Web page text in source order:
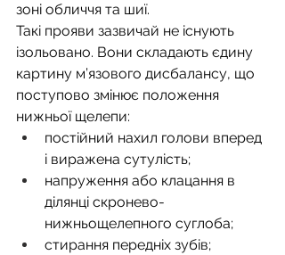
зоні обличчя та шиї.
Такі прояви зазвичай не існують
ізольовано. Вони складають єдину
картину м’язового дисбалансу, що
поступово змінює положення
нижньої щелепи:
постійний нахил голови вперед
і виражена сутулість;
напруження або клацання в
ділянці скронево-
нижньощелепного суглоба;
стирання передніх зубів;